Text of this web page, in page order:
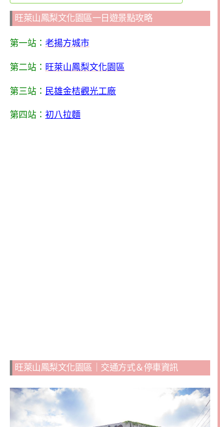
旺萊山鳳梨文化園區一日遊景點攻略
第一站： 老揚方城市
第二站： 旺萊山鳳梨文化園區
第三站： 民雄金桔觀光工廠
第四站： 初八拉麵
旺萊山鳳梨文化園區｜交通方式＆停車資訊